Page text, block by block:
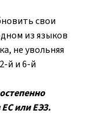
свои
из языков
не увольняя
й и 6-й
или ЕЭЗ.